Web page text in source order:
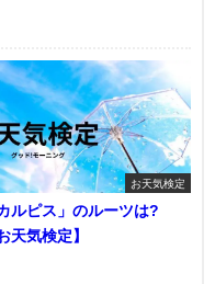
お天気検定
カルピス」のルーツは?
天気検定】